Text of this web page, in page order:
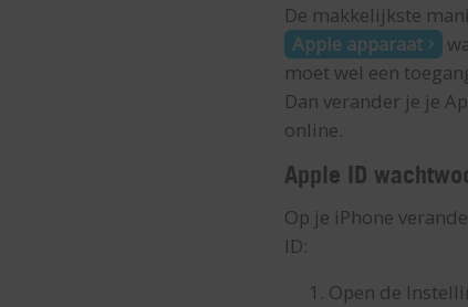
De makkelijkste
Apple apparaat
moet wel een
Dan verander je je
online.
Apple ID
Op je iPhone
ID:
Open de